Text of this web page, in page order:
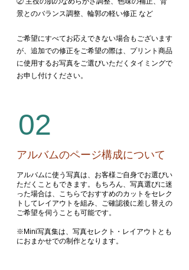
景とのバランス調整、輪郭の軽い修正 など
ご希望にすべてお応えできない場合もございます
が、追加での修正をご希望の際は、プリント商品
に使用するお写真をご選びいただくタイミングで
お申し付けください。
02
アルバムのページ構成について
アルバムに使う写真は、お客様ご自身でお選びい
ただくこともできます。もちろん、写真選びに迷
った場合は、こちらでおすすめのカットをセレク
トしてレイアウトを組み、ご確認後に差し替えの
ご希望を伺うことも可能です。
※Mini写真集は、写真セレクト・レイアウトとも
におまかせでの制作となります。